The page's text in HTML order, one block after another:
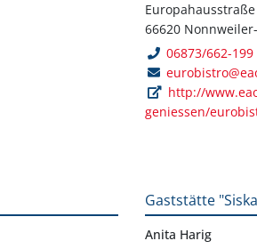
66620
06873/662-199
http://
geniessen/
Gaststätte
Anita Harig